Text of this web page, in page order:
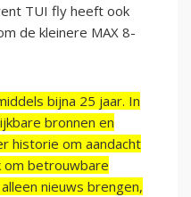
TUI fly heeft ook
de kleinere MAX 8-
bijna 25 jaar. In
bronnen en
historie om aandacht
om betrouwbare
nieuws brengen,